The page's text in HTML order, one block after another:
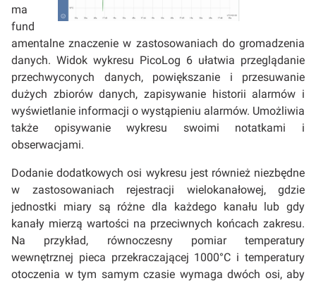
ma
fund
amentalne znaczenie w zastosowaniach do gromadzenia
danych. Widok wykresu PicoLog 6 ułatwia przeglądanie
przechwyconych danych, powiększanie i przesuwanie
dużych zbiorów danych, zapisywanie historii alarmów i
wyświetlanie informacji o wystąpieniu alarmów. Umożliwia
także opisywanie wykresu swoimi notatkami i
obserwacjami.
Dodanie dodatkowych osi wykresu jest również niezbędne
w zastosowaniach rejestracji wielokanałowej, gdzie
jednostki miary są różne dla każdego kanału lub gdy
kanały mierzą wartości na przeciwnych końcach zakresu.
Na przykład, równoczesny pomiar temperatury
wewnętrznej pieca przekraczającej 1000°C i temperatury
otoczenia w tym samym czasie wymaga dwóch osi, aby